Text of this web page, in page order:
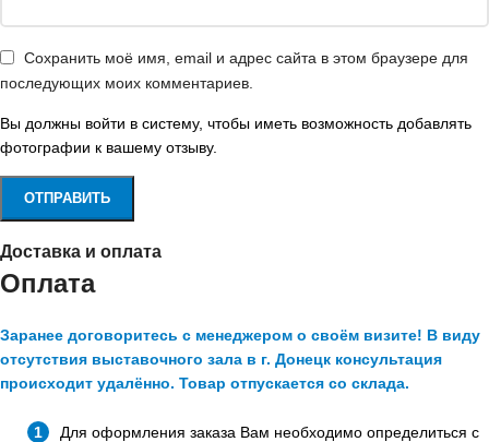
Сохранить моё имя, email и адрес сайта в этом браузере для
последующих моих комментариев.
Вы должны войти в систему, чтобы иметь возможность добавлять
фотографии к вашему отзыву.
Доставка и оплата
Оплата
Заранее договоритесь с менеджером о своём визите! В виду
отсутствия выставочного зала в г. Донецк консультация
происходит удалённо. Товар отпускается со склада.
Для оформления заказа Вам необходимо определиться с